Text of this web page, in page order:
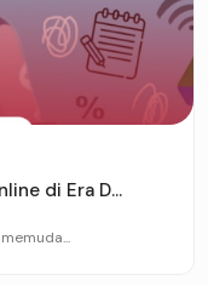
di Era D...